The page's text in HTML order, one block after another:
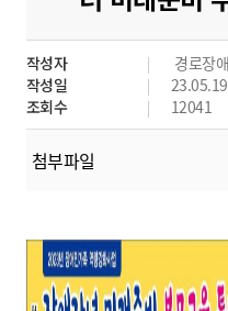
산
작성자
경로장
작성일
23.05.19
조회수
12041
첨부파일